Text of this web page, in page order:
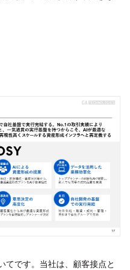
てです。当社は、顧客接点と